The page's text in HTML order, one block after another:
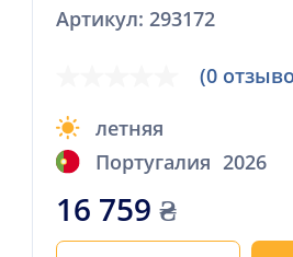
Артикул: 293172
(0
летняя
Португалия 2026
16 759 ₴